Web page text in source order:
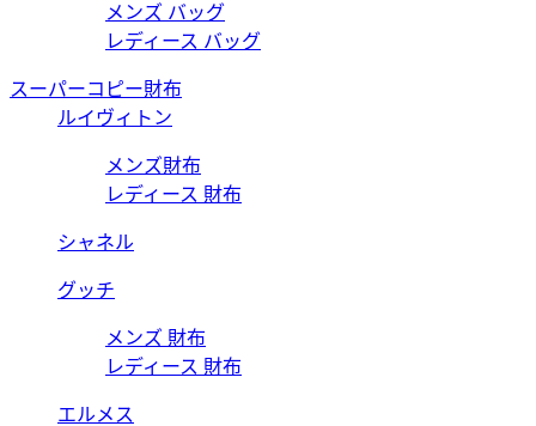
メンズ バッグ
レディース バッグ
スーパーコピー財布
ルイヴィトン
メンズ財布
レディース 財布
シャネル
グッチ
メンズ 財布
レディース 財布
エルメス